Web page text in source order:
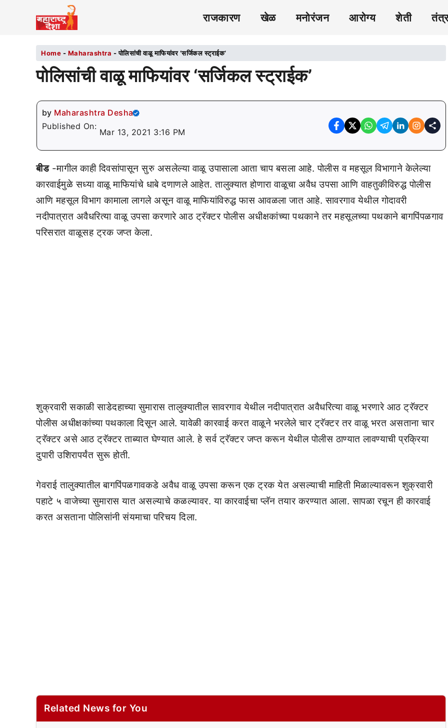
राजकारण खेळ मनोरंजन आरोग्य शेती
Home - Maharashtra -पोलिसांची वाळू माफियांवर ‘सर्जिकल स्ट्राईक’
पोलिसांची वाळू माफियांवर ‘सर्जिकल स्ट्राईक’
by Maharashtra Desha
Published On:
Mar 13, 2021 3:16 PM
बीड-मागील काही दिवसांपासून सुरु असलेल्या वाळू उपासाला आता चाप बसला आहे. पोलीस व महसूल विभागाने केलेल्या
कारवाईमुळे सध्या वाळू माफियांचे धाबे दणाणले आहेत. तालुक्यात होणारा वाळूचा अवैध उपसा आणि वाहतुकीविरुद्ध पोलीस
आणि महसूल विभाग कामाला लागले असून वाळू माफियांविरुद्ध फास आवळला जात आहे. सावरगाव येथील गोदावरी
नदीपात्रात अवैधरित्या वाळू उपसा करणारे आठ ट्रॅक्टर पोलीस अधीक्षकांच्या पथकाने तर महसूलच्या पथकाने बागपिंपळगाव
परिसरात वाळूसह ट्रक जप्त केला.
शुक्रवारी सकाळी साडेदहाच्या सुमारास तालुक्यातील सावरगाव येथील नदीपात्रात अवैधरित्या वाळू भरणारे आठ ट्रॅक्टर
पोलीस अधीक्षकांच्या पथकाला दिसून आले. यावेळी कारवाई करत वाळूने भरलेले चार ट्रॅक्टर तर वाळू भरत असताना चार
ट्रॅक्टर असे आठ ट्रॅक्टर ताब्यात घेण्यात आले. हे सर्व ट्रॅक्टर जप्त करून येथील पोलीस ठाण्यात लावण्याची प्रक्रिया
दुपारी उशिरापर्यंत सुरू होती.
गेवराई तालुक्यातील बागपिंपळगावकडे अवैध वाळू उपसा करून एक ट्रक येत असल्याची माहिती मिळाल्यावरून शुक्रवारी
पहाटे ५ वाजेच्या सुमारास यात असल्याचे कळल्यावर. या कारवाईचा प्लॅन तयार करण्यात आला. सापळा रचून ही कारवाई
करत असताना पोलिसांनी संयमाचा परिचय दिला.
Related News for You